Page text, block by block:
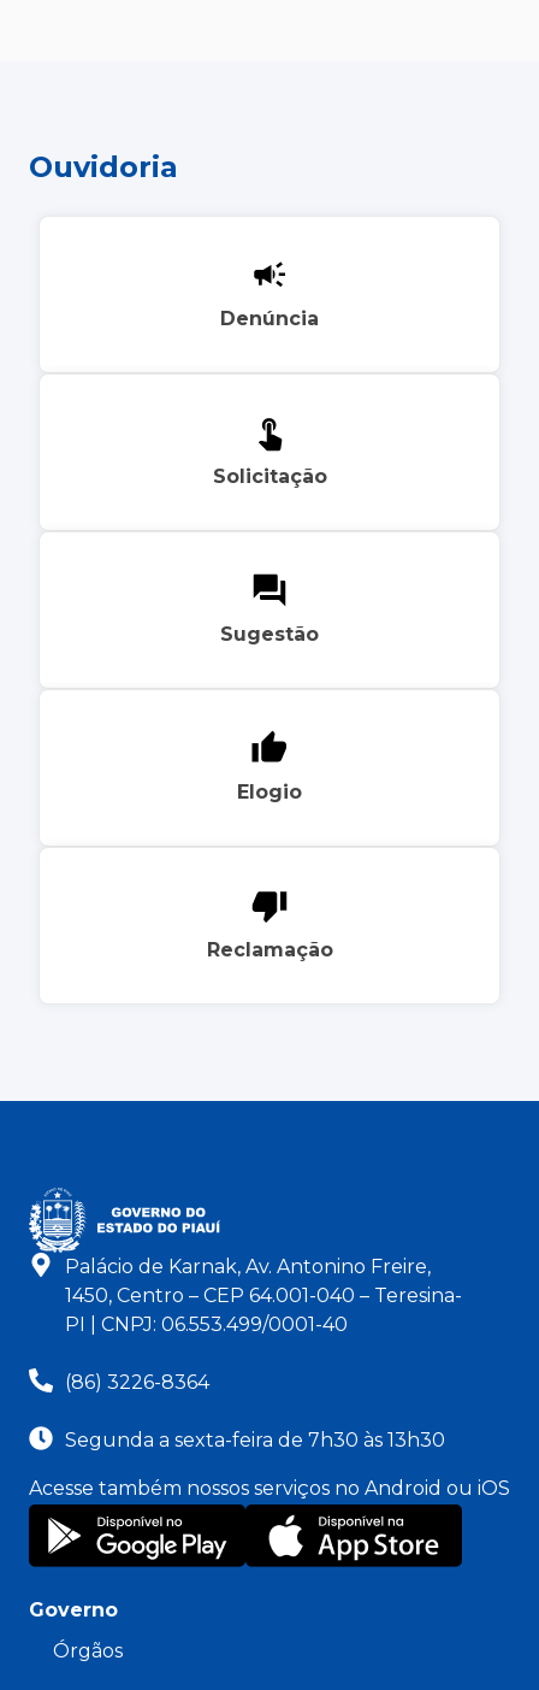
Ouvidoria
Denúncia
Solicitação
Sugestão
Elogio
Reclamação
Palácio de Karnak, Av. Antonino Freire,
1450, Centro – CEP 64.001-040 – Teresina-
PI | CNPJ: 06.553.499/0001-40
(86) 3226-8364
Segunda a sexta-feira de 7h30 às 13h30
Acesse também nossos serviços no Android ou iOS
Governo
Órgãos